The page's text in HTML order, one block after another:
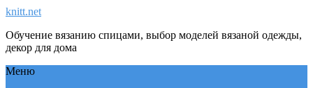
knitt.net
Обучение вязанию спицами, выбор моделей вязаной одежды,
декор для дома
Меню